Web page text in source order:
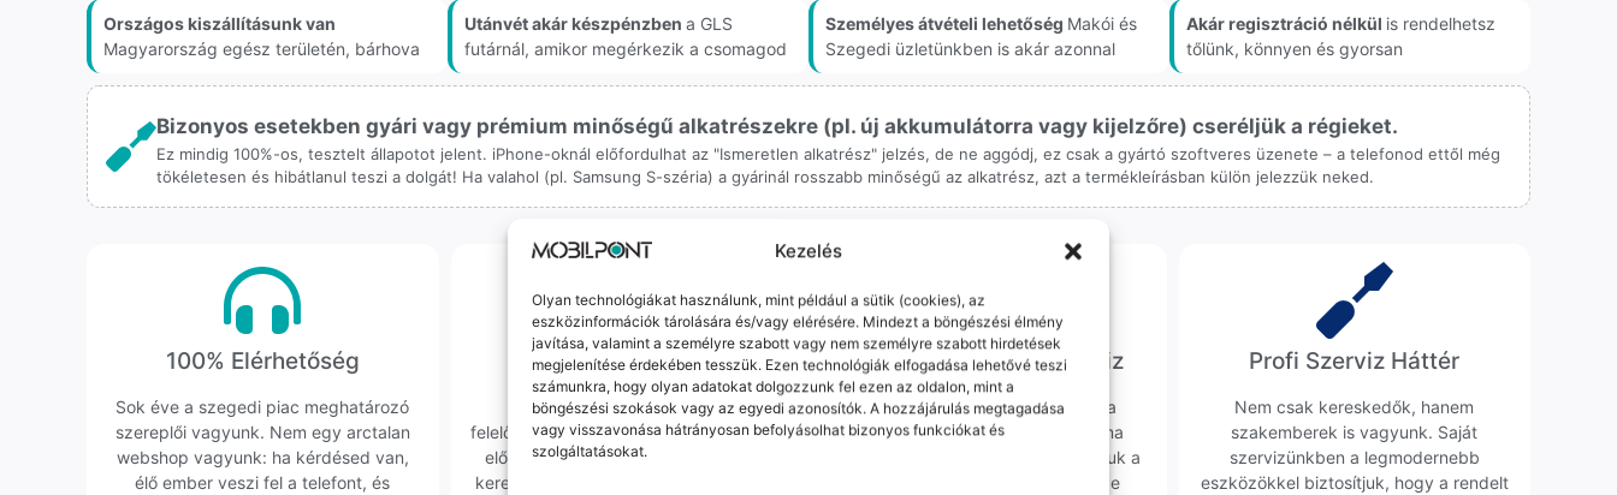
Kezelés
Olyan technológiákat használunk, mint például a sütik (cookies), az
eszközinformációk tárolására és/vagy elérésére. Mindezt a böngészési élmény
javítása, valamint a személyre szabott vagy nem személyre szabott hirdetések
megjelenítése érdekében tesszük. Ezen technológiák elfogadása lehetővé teszi
számunkra, hogy olyan adatokat dolgozzunk fel ezen az oldalon, mint a
böngészési szokások vagy az egyedi azonosítók. A hozzájárulás megtagadása
vagy visszavonása hátrányosan befolyásolhat bizonyos funkciókat és
szolgáltatásokat.
Országos kiszállításunk van
Magyarország egész területén, bárhova
Utánvét akár készpénzben a GLS
futárnál, amikor megérkezik a csomagod
Személyes átvételi lehetőség Makói és
Szegedi üzletünkben is akár azonnal
Akár regisztráció nélkül is rendelhetsz
tőlünk, könnyen és gyorsan
Bizonyos esetekben gyári vagy prémium minőségű alkatrészekre (pl. új akkumulátorra vagy kijelzőre) cseréljük a régieket.
Ez mindig 100%-os, tesztelt állapotot jelent. iPhone-oknál előfordulhat az "Ismeretlen alkatrész" jelzés, de ne aggódj, ez csak a gyártó szoftveres üzenete – a telefonod ettől még
tökéletesen és hibátlanul teszi a dolgát! Ha valahol (pl. Samsung S-széria) a gyárinál rosszabb minőségű az alkatrész, azt a termékleírásban külön jelezzük neked.
100% Elérhetőség
Sok éve a szegedi piac meghatározó
szereplői vagyunk. Nem egy arctalan
webshop vagyunk: ha kérdésed van,
élő ember veszi fel a telefont, és
Korrekt Ügyintézés
Hibázni emberi dolog, de a
felelősségvállalás nálunk alap. Ha ritkán
előfordul egy hiba, nem kifogásokat
keresünk, hanem megoldást. Szakértő
Ingyenes Futár & Szerviz
Ha messze laksz, mi megyünk a
készülékért. Garanciális probléma
esetén küldjük a futárt, bevizsgáljuk a
telefont, és javítva vagy cserélve
Profi Szerviz Háttér
Nem csak kereskedők, hanem
szakemberek is vagyunk. Saját
szervizünkben a legmodernebb
eszközökkel biztosítjuk, hogy a rendelt